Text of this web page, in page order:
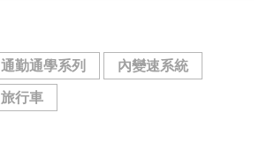
通勤通學系列 內變速系統
旅行車